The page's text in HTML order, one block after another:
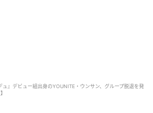
ュ』デビュー組出身のYOUNITE・ウンサン、グループ脱退を発